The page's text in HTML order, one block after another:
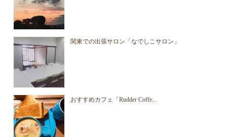
関東での出張サロン「なでしこサロン」
おすすめカフェ「Rudder Coffe...